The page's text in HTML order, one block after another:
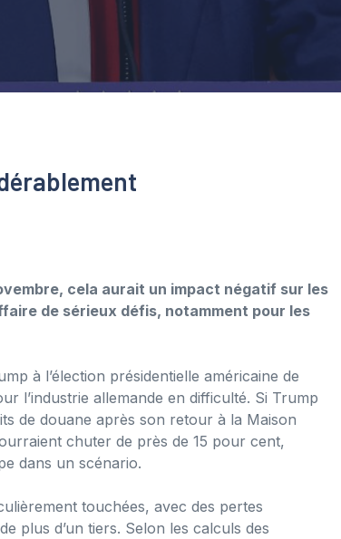
cela aurait un impact négatif sur les
de sérieux défis, notamment pour les
à l’élection présidentielle américaine de
l’industrie allemande en difficulté. Si Trump
de douane après son retour à la Maison
chuter de près de 15 pour cent,
dans un scénario.
touchées, avec des pertes
plus d’un tiers. Selon les calculs des